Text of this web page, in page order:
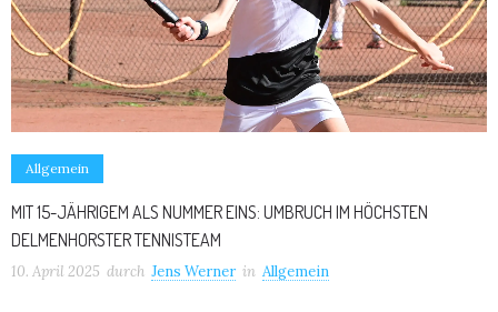
Allgemein
MIT 15-JÄHRIGEM ALS NUMMER EINS: UMBRUCH IM HÖCHSTEN
DELMENHORSTER TENNISTEAM
10. April 2025 durch Jens Werner in Allgemein